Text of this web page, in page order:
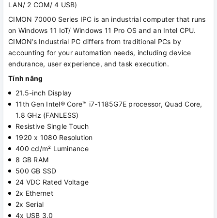
LAN/ 2 COM/ 4 USB)
CIMON 70000 Series IPC is an industrial computer that runs
on Windows 11 IoT/ Windows 11 Pro OS and an Intel CPU.
CIMON’s Industrial PC differs from traditional PCs by
accounting for your automation needs, including device
endurance, user experience, and task execution.
Tính năng
21.5-inch Display
11th Gen Intel® Core™ i7-1185G7E processor, Quad Core,
1.8 GHz (FANLESS)
Resistive Single Touch
1920 x 1080 Resolution
400 cd/m² Luminance
8 GB RAM
500 GB SSD
24 VDC Rated Voltage
2x Ethernet
2x Serial
4x USB 3.0